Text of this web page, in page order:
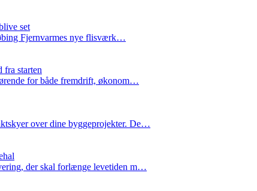
set
Fjernvarmes nye flisværk…
starten
for både fremdrift, økonom…
over dine byggeprojekter. De…
der skal forlænge levetiden m…